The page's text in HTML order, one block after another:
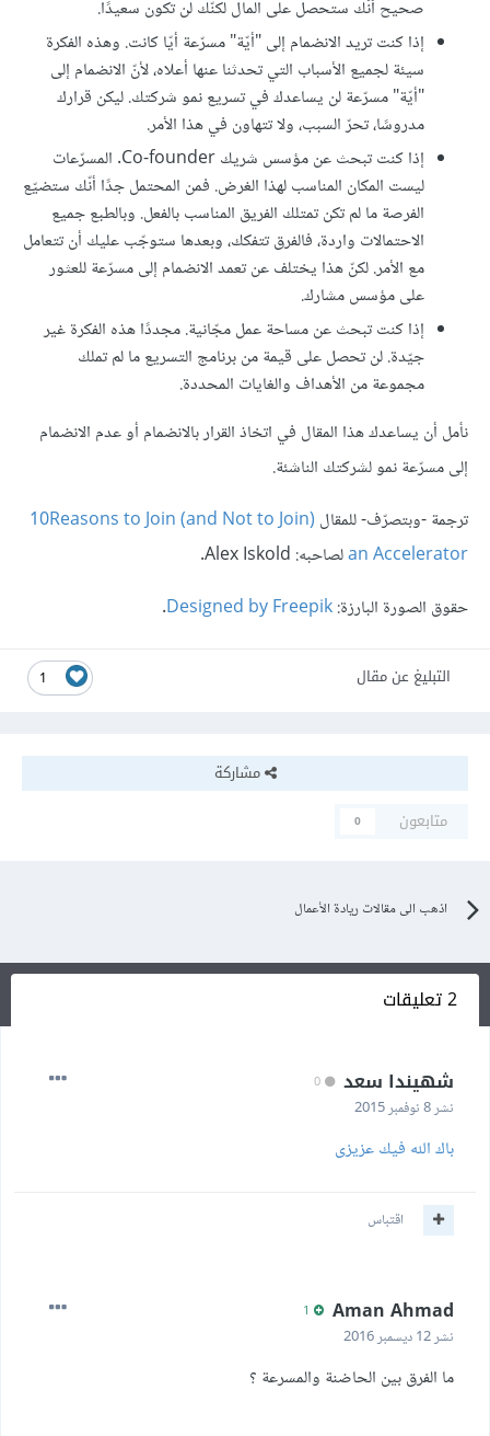
صحيح أنّك ستحصل على المال لكنّك لن تكون سعيدًا.
إذا كنت تريد الانضمام إلى "أيّة" مسرّعة أيّا كانت. وهذه الفكرة
سيئة لجميع الأسباب التي تحدثنا عنها أعلاه، لأنّ الانضمام إلى
"أيّة" مسرّعة لن يساعدك في تسريع نمو شركتك. ليكن قرارك
مدروسًا، تحرّ السبب، ولا تتهاون في هذا الأمر.
إذا كنت تبحث عن مؤسس شريك Co-founder. المسرّعات
ليست المكان المناسب لهذا الغرض. فمن المحتمل جدًا أنّك ستضيّع
الفرصة ما لم تكن تمتلك الفريق المناسب بالفعل. وبالطبع جميع
الاحتمالات واردة، فالفرق تتفكك، وبعدها ستوجّب عليك أن تتعامل
مع الأمر. لكنّ هذا يختلف عن تعمد الانضمام إلى مسرّعة للعثور
على مؤسس مشارك.
إذا كنت تبحث عن مساحة عمل مجّانية. مجددًا هذه الفكرة غير
جيّدة. لن تحصل على قيمة من برنامج التسريع ما لم تملك
مجموعة من الأهداف والغايات المحددة.
نأمل أن يساعدك هذا المقال في اتخاذ القرار بالانضمام أو عدم الانضمام
إلى مسرّعة نمو لشركتك الناشئة.
ترجمة -وبتصرّف- للمقال 10Reasons to Join (and Not to Join)
an Acceleratorلصاحبه: Alex Iskold.
حقوق الصورة البارزة:Designed by Freepik
.
1 التبليغ عن مقال
مشاركة
متابعون
0
اذهب الى مقالات ريادة الأعمال
2 تعليقات
شهيندا سعد
نشر8 نوفمبر 2015
باك الله فيك عزيزى
اقتباس
Aman Ahmad
نشر12 ديسمبر 2016
ما الفرق بين الحاضنة والمسرعة ؟